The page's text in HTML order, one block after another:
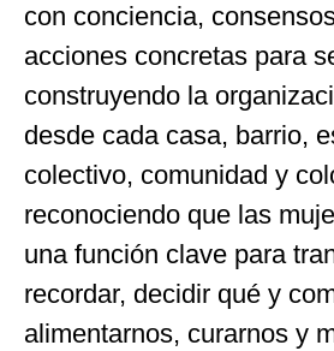
con conciencia,
acciones concretas para
construyendo la
desde cada casa, barrio,
colectivo, comunidad y
reconociendo que las
una función clave para
recordar, decidir qué y
alimentarnos, curarnos y